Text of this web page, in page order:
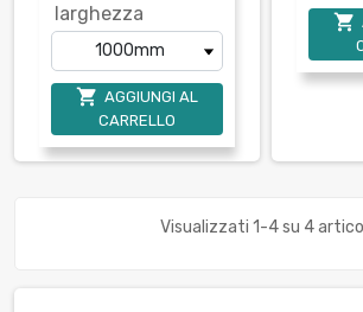
larghezza
 AGGIUNGI AL
CARRELLO

Visualizzati 1-4 su 4